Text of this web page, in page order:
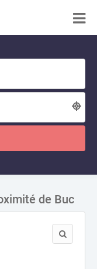
de Buc